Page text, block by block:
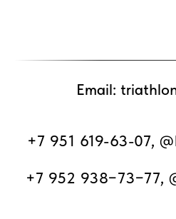
Email:
+7 951 619-63-07,
+7 952 938−73−77,